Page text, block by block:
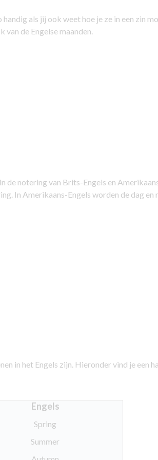
als jij ook weet hoe je ze in een zin
de Engelse maanden.
de notering van Brits-Engels en
In Amerikaans-Engels worden de dag en
in het Engels zijn. Hieronder vind je een
Engels
Spring
Summer